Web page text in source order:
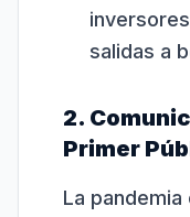
salidas a
2.
Primer
La